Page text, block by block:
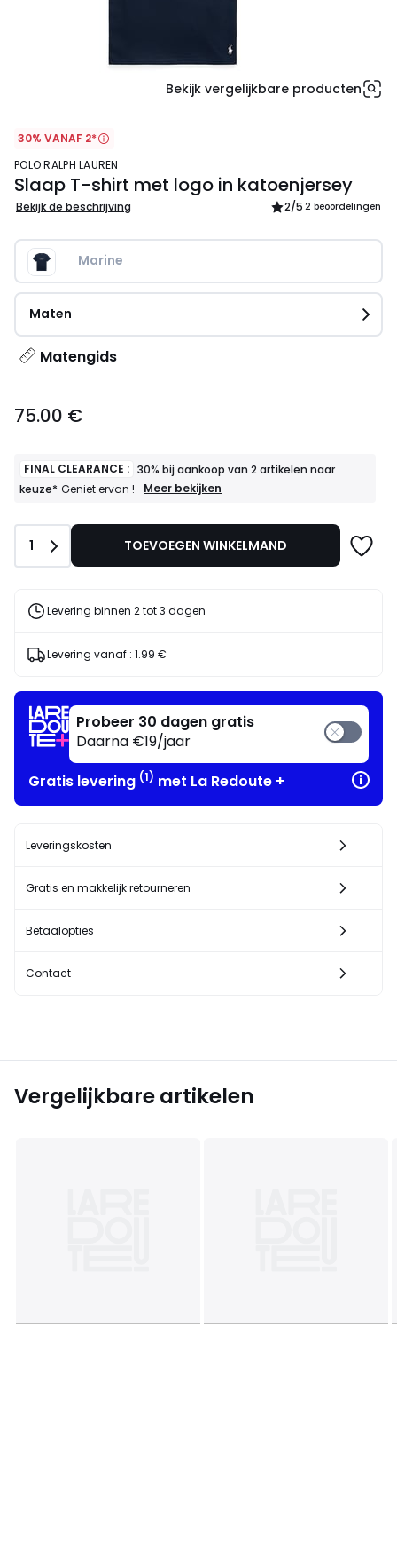
Bekijk vergelijkbare producten
30% VANAF 2*
POLO RALPH LAUREN
Slaap T-shirt met logo in katoenjersey
Bekijk de beschrijving 2/5 2 beoordelingen
Marine
Maten
Matengids
€.
75.00 €
FINAL CLEARANCE : 30% bij aankoop van 2 artikelen naar
keuze* Geniet ervan !
FINAL
bij
artikelen
Geniet
Meer bekijken
Aantal
1 TOEVOEGEN WINKELMAND
Levering binnen 2 tot 3 dagen
Levering vanaf : 1.99 €
Probeer 30 dagen gratis
Daarna €19/jaar
Gratis levering (1) met La Redoute +
Leveringskosten
Gratis en makkelijk retourneren
Betaalopties
Contact
Vergelijkbare artikelen